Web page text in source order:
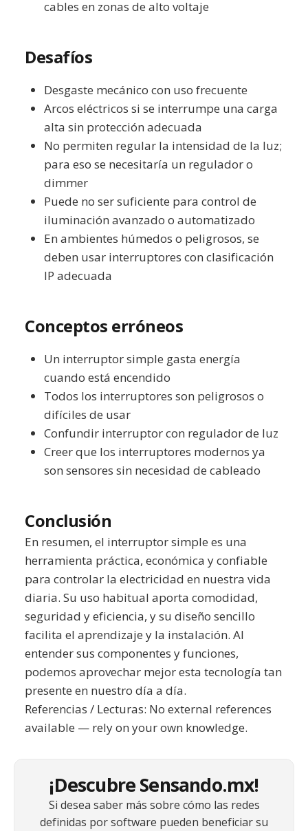
cables en zonas de alto voltaje
Desafíos
Desgaste mecánico con uso frecuente
Arcos eléctricos si se interrumpe una carga
alta sin protección adecuada
No permiten regular la intensidad de la luz;
para eso se necesitaría un regulador o
dimmer
Puede no ser suficiente para control de
iluminación avanzado o automatizado
En ambientes húmedos o peligrosos, se
deben usar interruptores con clasificación
IP adecuada
Conceptos erróneos
Un interruptor simple gasta energía
cuando está encendido
Todos los interruptores son peligrosos o
difíciles de usar
Confundir interruptor con regulador de luz
Creer que los interruptores modernos ya
son sensores sin necesidad de cableado
Conclusión
En resumen, el interruptor simple es una
herramienta práctica, económica y confiable
para controlar la electricidad en nuestra vida
diaria. Su uso habitual aporta comodidad,
seguridad y eficiencia, y su diseño sencillo
facilita el aprendizaje y la instalación. Al
entender sus componentes y funciones,
podemos aprovechar mejor esta tecnología tan
presente en nuestro día a día.
Referencias / Lecturas: No external references
available — rely on your own knowledge.
¡Descubre Sensando.mx!
Si desea saber más sobre cómo las redes
definidas por software pueden beneficiar su